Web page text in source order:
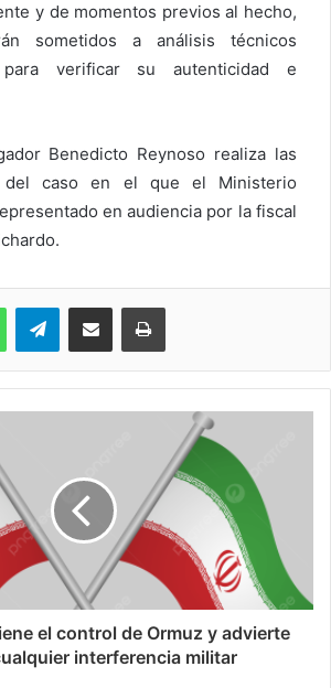
y de momentos previos al hecho,
sometidos a análisis técnicos
para verificar su autenticidad e
Benedicto Reynoso realiza las
del caso en el que el Ministerio
en audiencia por la fiscal
WhatsAppTelegramCompartir via Email Imprimi
el control de Ormuz y advierte
interferencia militar